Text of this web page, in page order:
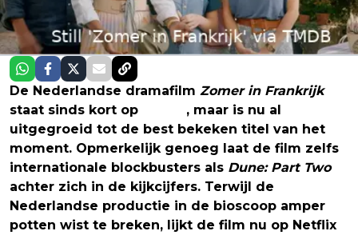
De Nederlandse dramafilm Zomer in Frankrijk
staat sinds kort op
, maar is nu al
uitgegroeid tot de best bekeken titel van het
moment. Opmerkelijk genoeg laat de film zelfs
internationale blockbusters als Dune: Part Two
achter zich in de kijkcijfers. Terwijl de
Nederlandse productie in de bioscoop amper
potten wist te breken, lijkt de film nu op Netflix